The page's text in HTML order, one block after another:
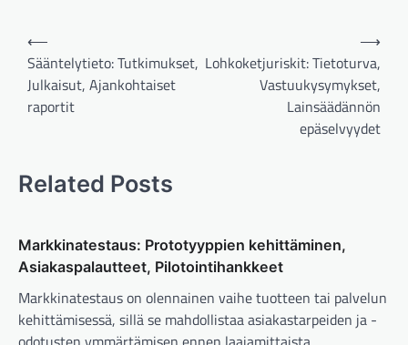
Post
navigation
⟵
Sääntelytieto: Tutkimukset,
Julkaisut, Ajankohtaiset
raportit
Lohkoketjuriskit: Tietoturva,
Vastuukysymykset,
Lainsäädännön
epäselvyydet
⟶
Related Posts
Markkinatestaus: Prototyyppien kehittäminen,
Asiakaspalautteet, Pilotointihankkeet
Markkinatestaus on olennainen vaihe tuotteen tai palvelun
kehittämisessä, sillä se mahdollistaa asiakastarpeiden ja -